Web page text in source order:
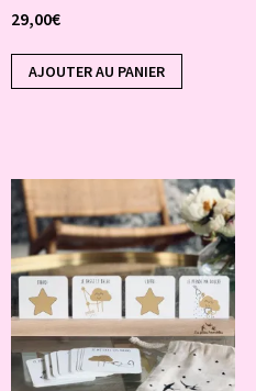
29,00€
AJOUTER AU PANIER